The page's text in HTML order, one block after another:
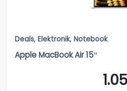
Deals, Elektronik, Notebook
Apple MacBook Air 15″